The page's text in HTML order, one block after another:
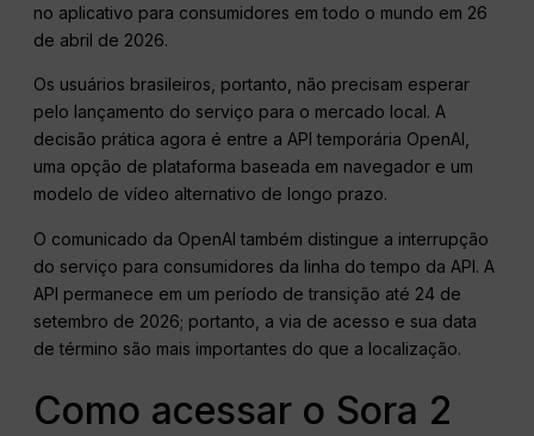
no aplicativo para consumidores em todo o mundo em 26
de abril de 2026.
Os usuários brasileiros, portanto, não precisam esperar
pelo lançamento do serviço para o mercado local. A
decisão prática agora é entre a API temporária OpenAI,
uma opção de plataforma baseada em navegador e um
modelo de vídeo alternativo de longo prazo.
O comunicado da OpenAI também distingue a interrupção
do serviço para consumidores da linha do tempo da API. A
API permanece em um período de transição até 24 de
setembro de 2026; portanto, a via de acesso e sua data
de término são mais importantes do que a localização.
Como acessar o Sora 2